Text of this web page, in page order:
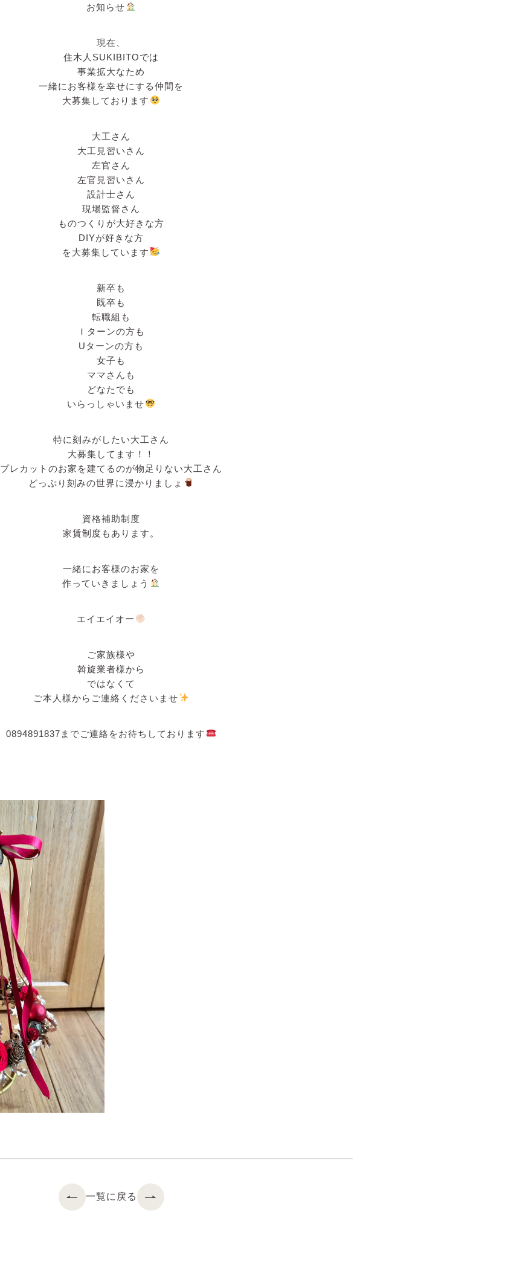
お知らせ
現在、
住木人SUKIBITOでは
事業拡大なため
一緒にお客様を幸せにする仲間を
大募集しております
大工さん
大工見習いさん
左官さん
左官見習いさん
設計士さん
現場監督さん
ものつくりが大好きな方
DIYが好きな方
を大募集しています
新卒も
既卒も
転職組も
Ｉターンの方も
Uターンの方も
女子も
ママさんも
どなたでも
いらっしゃいませ
特に刻みがしたい大工さん
大募集してます！！
プレカットのお家を建てるのが物足りない大工さん
どっぷり刻みの世界に浸かりましょ
資格補助制度
家賃制度もあります。
一緒にお客様のお家を
作っていきましょう
エイエイオー
ご家族様や
斡旋業者様から
ではなくて
ご本人様からご連絡くださいませ
0894891837までご連絡をお待ちしております
一覧に戻る